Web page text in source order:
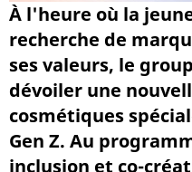
À l'heure où la
recherche de
ses valeurs, le
dévoiler une
cosmétiques
Gen Z. Au
inclusion et co-